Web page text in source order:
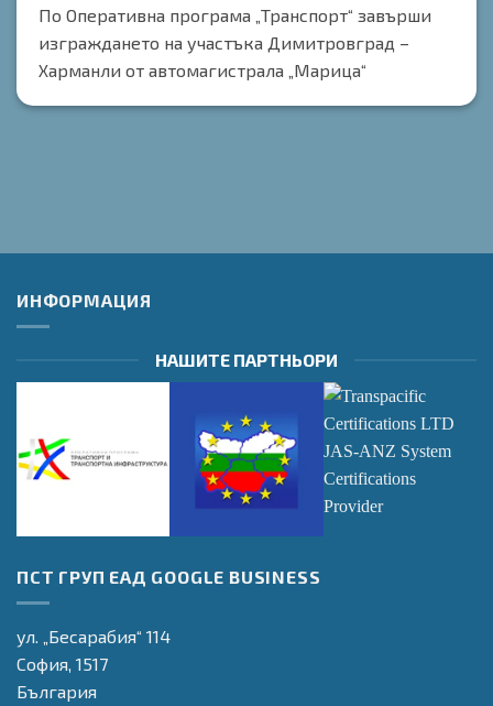
По Оперативна програма „Транспорт“ завърши
изграждането на участъка Димитровград –
Харманли от автомагистрала „Марица“
ИНФОРМАЦИЯ
НАШИТЕ ПАРТНЬОРИ
програма
"Транспорт и
инфраструктура"
програма
ПСТ ГРУП ЕАД GOOGLE BUSINESS
ул. „Бесарабия“ 114
София, 1517
България